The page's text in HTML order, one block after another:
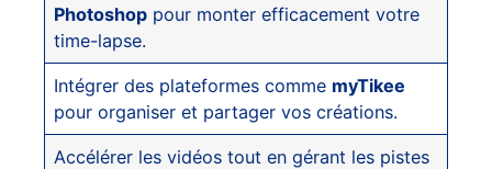
Photoshop pour monter efficacement votre
time-lapse.
Intégrer des plateformes comme myTikee
pour organiser et partager vos créations.
Accélérer les vidéos tout en gérant les pistes